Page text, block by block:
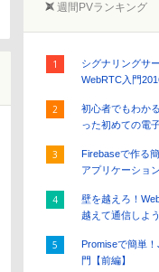
週間PVランキング
シグナリングサ
WebRTC入門
初心者でもわか
った初めての電
Firebaseで作る
アプリケーショ
壁を越えろ！
越えて通信しよう
Promiseで簡単
門【前編】